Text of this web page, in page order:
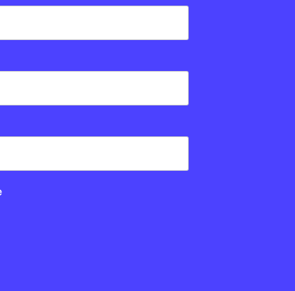
CULTURA/CINEMA
violència